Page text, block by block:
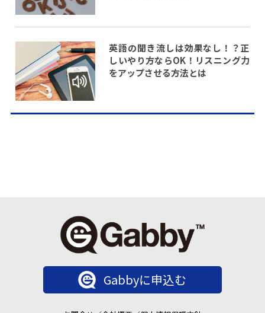
英語の聞き流しは効果なし！？正
しいやり方ならOK！リスニング力
をアップさせる方法とは
Gabbyに申込む